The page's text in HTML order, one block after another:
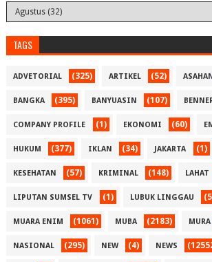
TAGS
ADVETORIAL (325) ARTIKEL (52)
BANGKA (395) BANYUASIN (107)
COMPANY PROFILE (1) EKONOMI (60)
HUKUM (377) IKLAN (34) JAKARTA (1)
KESEHATAN (57) KRIMINAL (148) LAHAT
LIPUTAN SUMSEL TV (1) LUBUK LINGGAU
MUARA ENIM (1061) MUBA (2183) MURA
NASIONAL (295) NEW (4) NEWS